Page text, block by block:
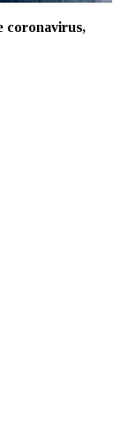
coronavirus,